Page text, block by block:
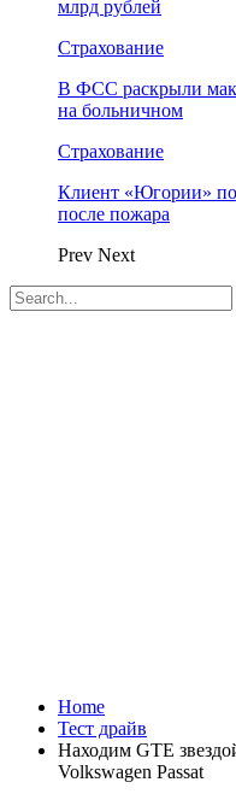
млрд рублей
Страхование
В ФСС раскрыли
на больничном
Страхование
Клиент «Югории»
после пожара
Prev Next
Home
Тест драйв
Находим GTE
Volkswagen Passat